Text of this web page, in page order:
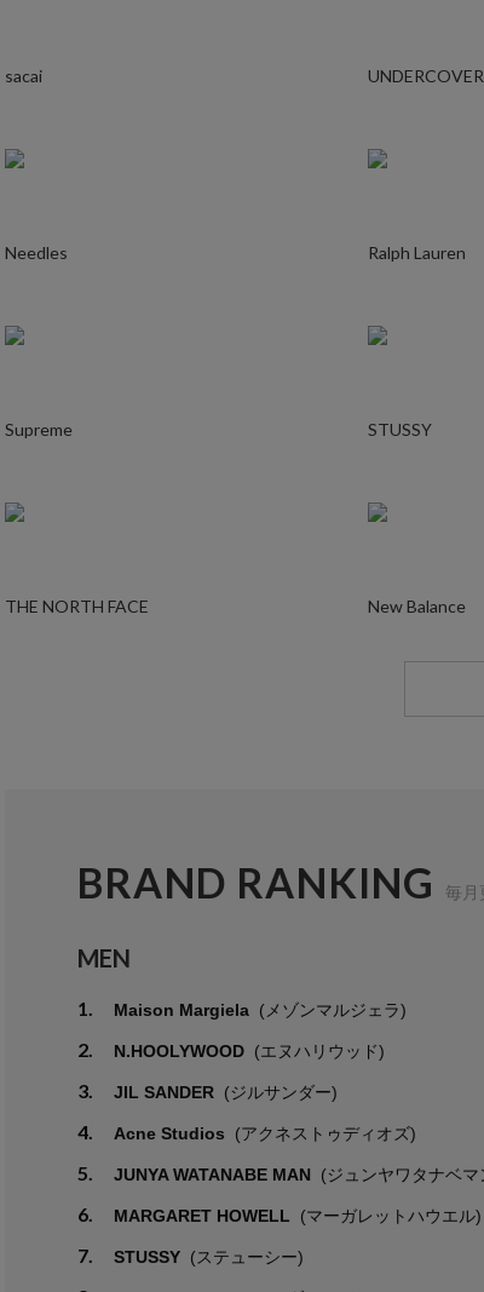
sacai UNDERCOVER
Needles Ralph Lauren
Supreme STUSSY
THE NORTH FACE New Balance
BRAND RANKING 毎月
MEN
1. Maison Margiela (メゾンマルジェラ)
2. N.HOOLYWOOD (エヌハリウッド)
3. JIL SANDER (ジルサンダー)
4. Acne Studios (アクネストゥディオズ)
5. JUNYA WATANABE MAN (ジュンヤワタナベマ
6. MARGARET HOWELL (マーガレットハウエル)
7. STUSSY (ステューシー)